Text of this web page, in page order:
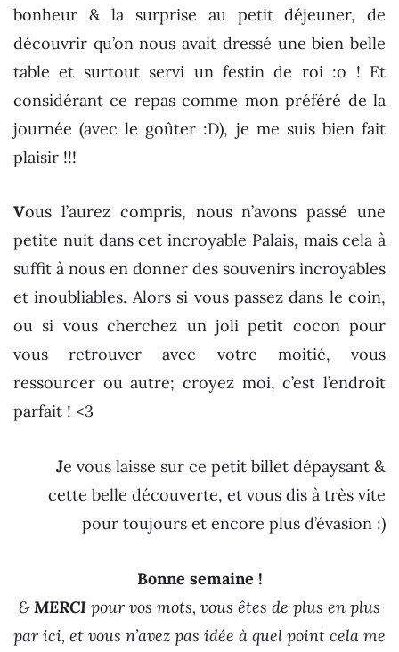
bonheur & la surprise au petit déjeuner, de
découvrir qu’on nous avait dressé une bien belle
table et surtout servi un festin de roi :o ! Et
considérant ce repas comme mon préféré de la
journée (avec le goûter :D), je me suis bien fait
plaisir !!!
Vous l’aurez compris, nous n’avons passé une
petite nuit dans cet incroyable Palais, mais cela à
suffit à nous en donner des souvenirs incroyables
et inoubliables. Alors si vous passez dans le coin,
ou si vous cherchez un joli petit cocon pour
vous retrouver avec votre moitié, vous
ressourcer ou autre; croyez moi, c’est l’endroit
parfait ! <3
Je vous laisse sur ce petit billet dépaysant &
cette belle découverte, et vous dis à très vite
pour toujours et encore plus d’évasion :)
Bonne semaine !
&MERCI pour vos mots, vous êtes de plus en plus
par ici, et vous n’avez pas idée à quel point cela me